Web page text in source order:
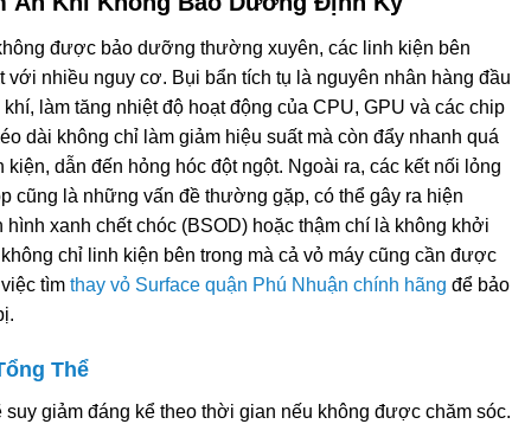
được bảo dưỡng thường xuyên, các linh kiện bên
với nhiều nguy cơ. Bụi bẩn tích tụ là nguyên nhân hàng đầu
làm tăng nhiệt độ hoạt động của CPU, GPU và các chip
dài không chỉ làm giảm hiệu suất mà còn đẩy nhanh quá
kiện, dẫn đến hỏng hóc đột ngột. Ngoài ra, các kết nối lỏng
cũng là những vấn đề thường gặp, có thể gây ra hiện
hình xanh chết chóc (BSOD) hoặc thậm chí là không khởi
chỉ linh kiện bên trong mà cả vỏ máy cũng cần được
tìm thay vỏ Surface quận Phú Nhuận chính hãng để bảo
Thể
suy giảm đáng kể theo thời gian nếu không được chăm sóc.